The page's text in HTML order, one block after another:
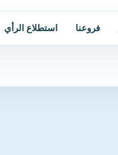
فروعنا استطلاع الرأي